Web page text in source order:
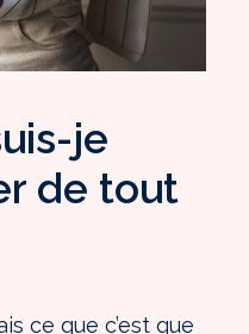
je
de tout
ce que c’est que